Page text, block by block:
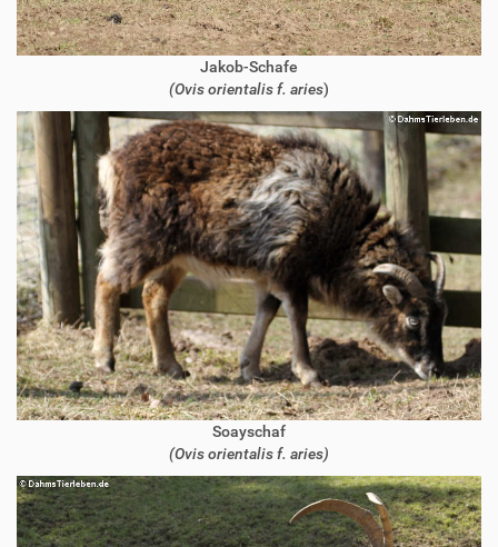
Jakob-Schafe
(Ovis orientalis f. aries)
Soayschaf
(Ovis orientalis f. aries)